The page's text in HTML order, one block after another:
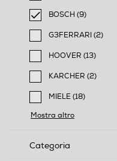
Filtra per Marca:
BOSCH (9)
selected Filtro
G3FERRARI (2)
Filtra per Marca:
HOOVER (13)
Filtra per Marca:
KARCHER (2)
Filtra per Marca:
MIELE (18)
Filtra per Marca:
Mostra altro
Categoria